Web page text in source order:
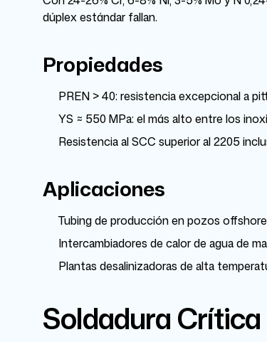
dúplex estándar fallan.
Propiedades
PREN > 40: resistencia excepcional a
YS ≈ 550 MPa: el más alto entre los
Resistencia al SCC superior al 2205
Aplicaciones
Tubing de producción en pozos
Intercambiadores de calor de agua de
Plantas desalinizadoras de alta
Soldadura